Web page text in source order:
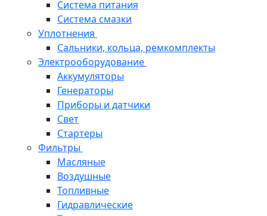
Система питания
Система смазки
Уплотнения
Сальники, кольца, ремкомплекты
Электрооборудование
Аккумуляторы
Генераторы
Приборы и датчики
Свет
Стартеры
Фильтры
Масляные
Воздушные
Топливные
Гидравлические